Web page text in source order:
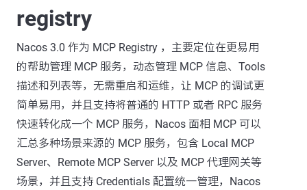
registry
Nacos 3.0 作为 MCP Registry ，主要定位在更易用
的帮助管理 MCP 服务，动态管理 MCP 信息、Tools
描述和列表等，无需重启和运维，让 MCP 的调试更
简单易用，并且支持将普通的 HTTP 或者 RPC 服务
快速转化成一个 MCP 服务，Nacos 面相 MCP 可以
汇总多种场景来源的 MCP 服务，包含 Local MCP
Server、Remote MCP Server 以及 MCP 代理网关等
场景，并且支持 Credentials 配置统一管理，Nacos